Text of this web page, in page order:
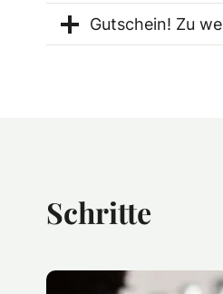
Gutschein! Zu
Schritte